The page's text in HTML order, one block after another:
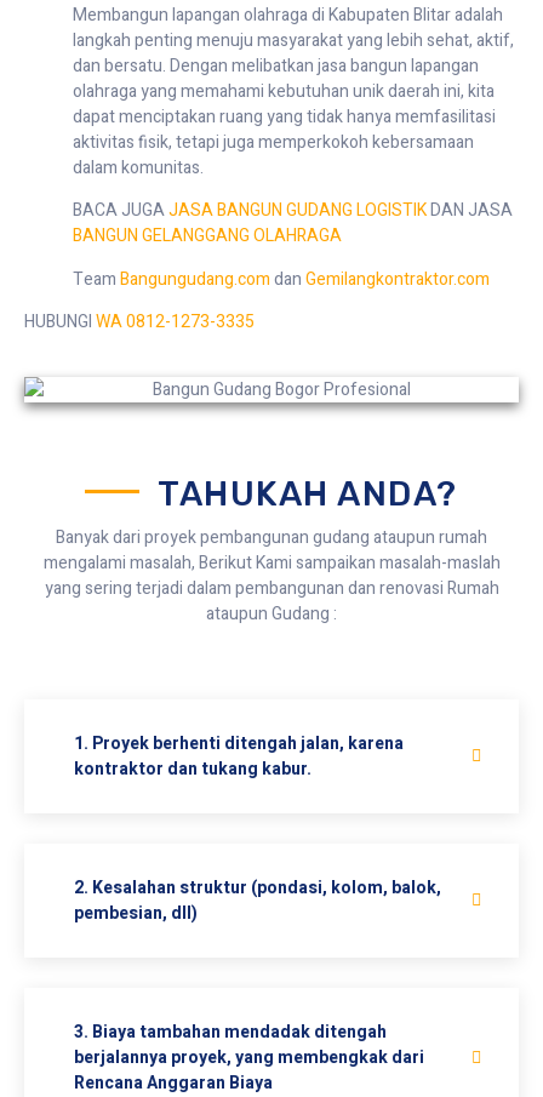
Membangun lapangan olahraga di Kabupaten Blitar adalah
langkah penting menuju masyarakat yang lebih sehat, aktif,
dan bersatu. Dengan melibatkan jasa bangun lapangan
olahraga yang memahami kebutuhan unik daerah ini, kita
dapat menciptakan ruang yang tidak hanya memfasilitasi
aktivitas fisik, tetapi juga memperkokoh kebersamaan
dalam komunitas.
BACA JUGAJASA BANGUN GUDANG LOGISTIKDAN JASA
BANGUN GELANGGANG OLAHRAGA
TeamBangungudang.comdanGemilangkontraktor.com
HUBUNGIWA 0812-1273-3335
TAHUKAH ANDA?
Banyak dari proyek pembangunan gudang ataupun rumah
mengalami masalah, Berikut Kami sampaikan masalah-maslah
yang sering terjadi dalam pembangunan dan renovasi Rumah
ataupun Gudang :
1. Proyek berhenti ditengah jalan, karena
kontraktor dan tukang kabur.
2. Kesalahan struktur (pondasi, kolom, balok,
pembesian, dll)
3. Biaya tambahan mendadak ditengah
berjalannya proyek, yang membengkak dari
Rencana Anggaran Biaya